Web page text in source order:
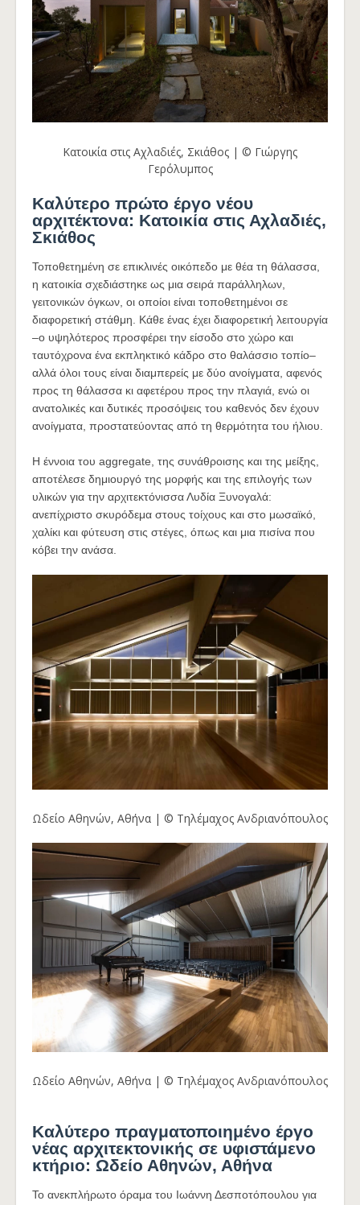
Κατοικία στις Αχλαδιές, Σκιάθος | © Γιώργης
Γερόλυμπος
Καλύτερο πρώτο έργο νέου
αρχιτέκτονα: Κατοικία στις Αχλαδιές,
Σκιάθος
Τοποθετημένη σε επικλινές οικόπεδο με θέα τη θάλασσα,
η κατοικία σχεδιάστηκε ως μια σειρά παράλληλων,
γειτονικών όγκων, οι οποίοι είναι τοποθετημένοι σε
διαφορετική στάθμη. Κάθε ένας έχει διαφορετική λειτουργία
–ο υψηλότερος προσφέρει την είσοδο στο χώρο και
ταυτόχρονα ένα εκπληκτικό κάδρο στο θαλάσσιο τοπίο–
αλλά όλοι τους είναι διαμπερείς με δύο ανοίγματα, αφενός
προς τη θάλασσα κι αφετέρου προς την πλαγιά, ενώ οι
ανατολικές και δυτικές προσόψεις του καθενός δεν έχουν
ανοίγματα, προστατεύοντας από τη θερμότητα του ήλιου.
Η έννοια του aggregate, της συνάθροισης και της μείξης,
αποτέλεσε δημιουργό της μορφής και της επιλογής των
υλικών για την αρχιτεκτόνισσα Λυδία Ξυνογαλά:
ανεπίχριστο σκυρόδεμα στους τοίχους και στο μωσαϊκό,
χαλίκι και φύτευση στις στέγες, όπως και μια πισίνα που
κόβει την ανάσα.
Ωδείο Αθηνών, Αθήνα | © Τηλέμαχος Ανδριανόπουλος
Ωδείο Αθηνών, Αθήνα | © Τηλέμαχος Ανδριανόπουλος
Καλύτερο πραγματοποιημένο έργο
νέας αρχιτεκτονικής σε υφιστάμενο
κτήριο: Ωδείο Αθηνών, Αθήνα
Το ανεκπλήρωτο όραμα του Ιωάννη Δεσποτόπουλου για